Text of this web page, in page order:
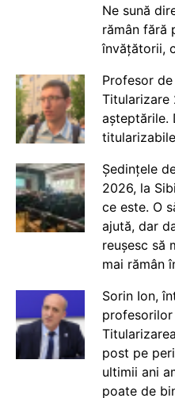
Ne sună
rămân fără
învățătorii,
Profesor
Titularizare
așteptările.
titularizabile
Ședințele
2026, la
ce este. O
ajută, dar
reușesc să
mai rămân
Sorin Ion,
profesorilor
post pe
ultimii ani
poate de